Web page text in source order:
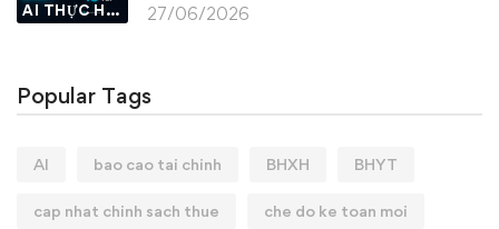
AI THỰC HÀNH 27/06/2026
Popular Tags
AI bao cao tai chinh BHXH BHYT
cap nhat chinh sach thue che do ke toan moi